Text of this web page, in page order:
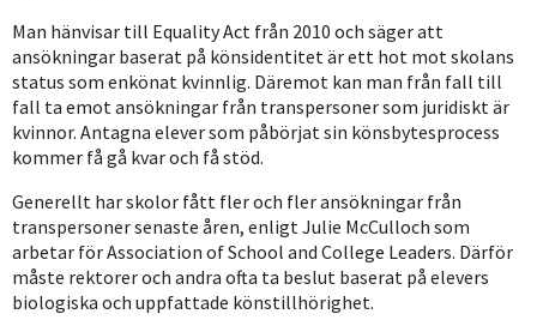
Man hänvisar till Equality Act från 2010 och säger att
ansökningar baserat på könsidentitet är ett hot mot skolans
status som enkönat kvinnlig. Däremot kan man från fall till
fall ta emot ansökningar från transpersoner som juridiskt är
kvinnor. Antagna elever som påbörjat sin könsbytesprocess
kommer få gå kvar och få stöd.
Generellt har skolor fått fler och fler ansökningar från
transpersoner senaste åren, enligt Julie McCulloch som
arbetar för Association of School and College Leaders. Därför
måste rektorer och andra ofta ta beslut baserat på elevers
biologiska och uppfattade könstillhörighet.